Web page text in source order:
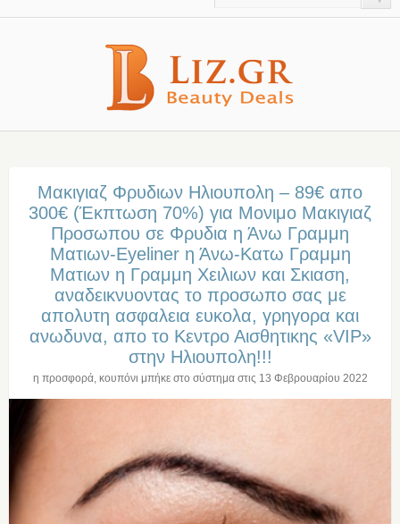
Μακιγιαζ Φρυδιων Ηλιουπολη – 89€ απο
300€ (Έκπτωση 70%) για Μονιμο Μακιγιαζ
Προσωπου σε Φρυδια η Άνω Γραμμη
Ματιων-Eyeliner η Άνω-Κατω Γραμμη
Ματιων η Γραμμη Χειλιων και Σκιαση,
αναδεικνυοντας το προσωπο σας με
απολυτη ασφαλεια ευκολα, γρηγορα και
ανωδυνα, απο το Κεντρο Αισθητικης «VIP»
στην Ηλιουπολη!!!
η προσφορά, κουπόνι μπήκε στο σύστημα στις 13 Φεβρουαρίου 2022